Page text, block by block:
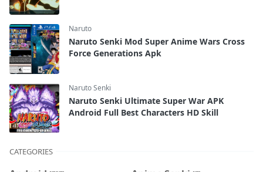
Naruto
Naruto Senki Mod Super Anime Wars Cross
Force Generations Apk
Naruto Senki
Naruto Senki Ultimate Super War APK
Android Full Best Characters HD Skill
CATEGORIES